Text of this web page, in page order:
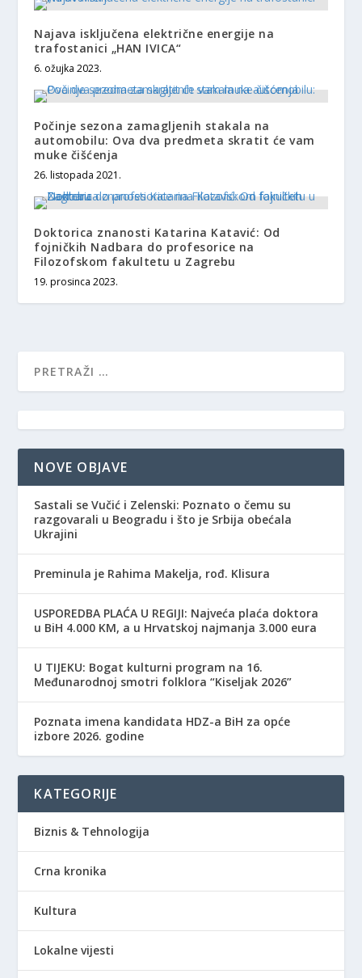
Najava isključena električne energije na
trafostanici „HAN IVICA“
6. ožujka 2023.
Počinje sezona zamagljenih stakala na
automobilu: Ova dva predmeta skratit će vam
muke čišćenja
26. listopada 2021.
Doktorica znanosti Katarina Katavić: Od
fojničkih Nadbara do profesorice na
Filozofskom fakultetu u Zagrebu
19. prosinca 2023.
NOVE OBJAVE
Sastali se Vučić i Zelenski: Poznato o čemu su
razgovarali u Beogradu i što je Srbija obećala
Ukrajini
Preminula je Rahima Makelja, rođ. Klisura
USPOREDBA PLAĆA U REGIJI: Najveća plaća doktora
u BiH 4.000 KM, a u Hrvatskoj najmanja 3.000 eura
​U TIJEKU: Bogat kulturni program na 16.
Međunarodnoj smotri folklora “Kiseljak 2026”
Poznata imena kandidata HDZ-a BiH za opće
izbore 2026. godine
KATEGORIJE
Biznis & Tehnologija
Crna kronika
Kultura
Lokalne vijesti